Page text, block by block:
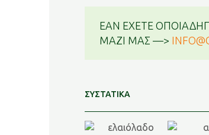
ΕΑΝ ΕΧΕΤΕ
ΜΑΖΙ ΜΑΣ —>
ΣΥΣΤΑΤΙΚΑ